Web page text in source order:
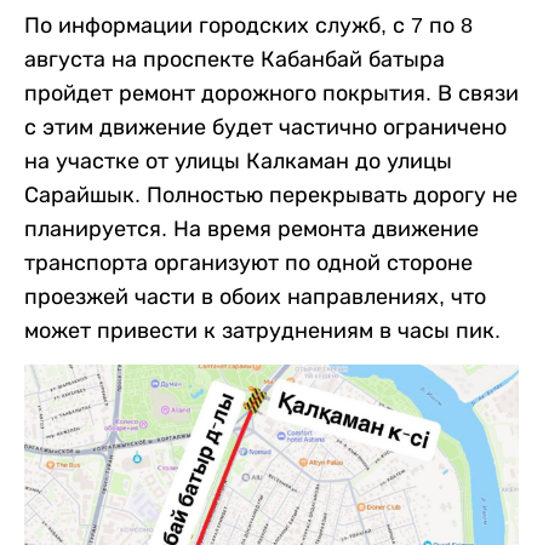
По информации городских служб, с 7 по 8
августа на проспекте Кабанбай батыра
пройдет ремонт дорожного покрытия. В связи
с этим движение будет частично ограничено
на участке от улицы Калкаман до улицы
Сарайшык. Полностью перекрывать дорогу не
планируется. На время ремонта движение
транспорта организуют по одной стороне
проезжей части в обоих направлениях, что
может привести к затруднениям в часы пик.